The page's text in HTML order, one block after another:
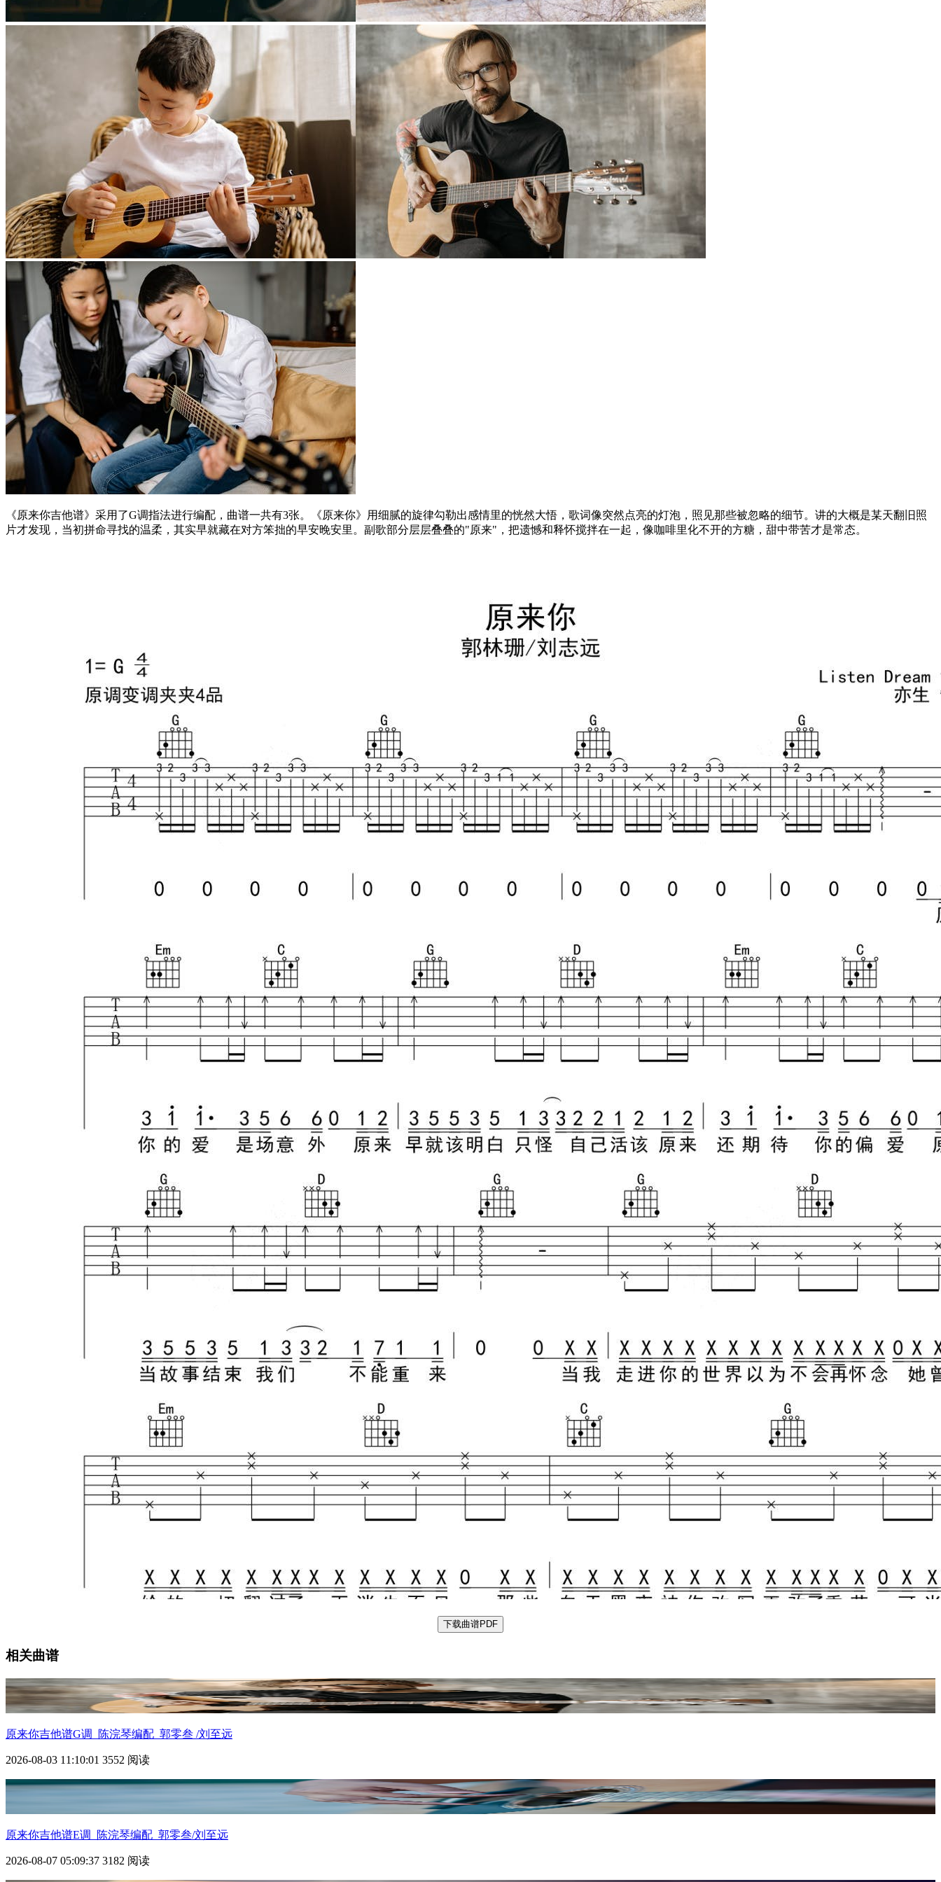
《原来你吉他谱》采用了G调指法进行编配，曲谱一共有3张。《原来你》用细腻的旋律勾勒出感情里的恍然大悟，歌词像突然点亮的灯泡，照见那些被忽略的细节。讲的大概是某天翻旧照
片才发现，当初拼命寻找的温柔，其实早就藏在对方笨拙的早安晚安里。副歌部分层层叠叠的"原来"，把遗憾和释怀搅拌在一起，像咖啡里化不开的方糖，甜中带苦才是常态。
下载曲谱PDF
相关曲谱
原来你吉他谱G调_陈浣琴编配_郭零叁 /刘至远
2026-08-03 11:10:01 3552 阅读
原来你吉他谱E调_陈浣琴编配_郭零叁/刘至远
2026-08-07 05:09:37 3182 阅读